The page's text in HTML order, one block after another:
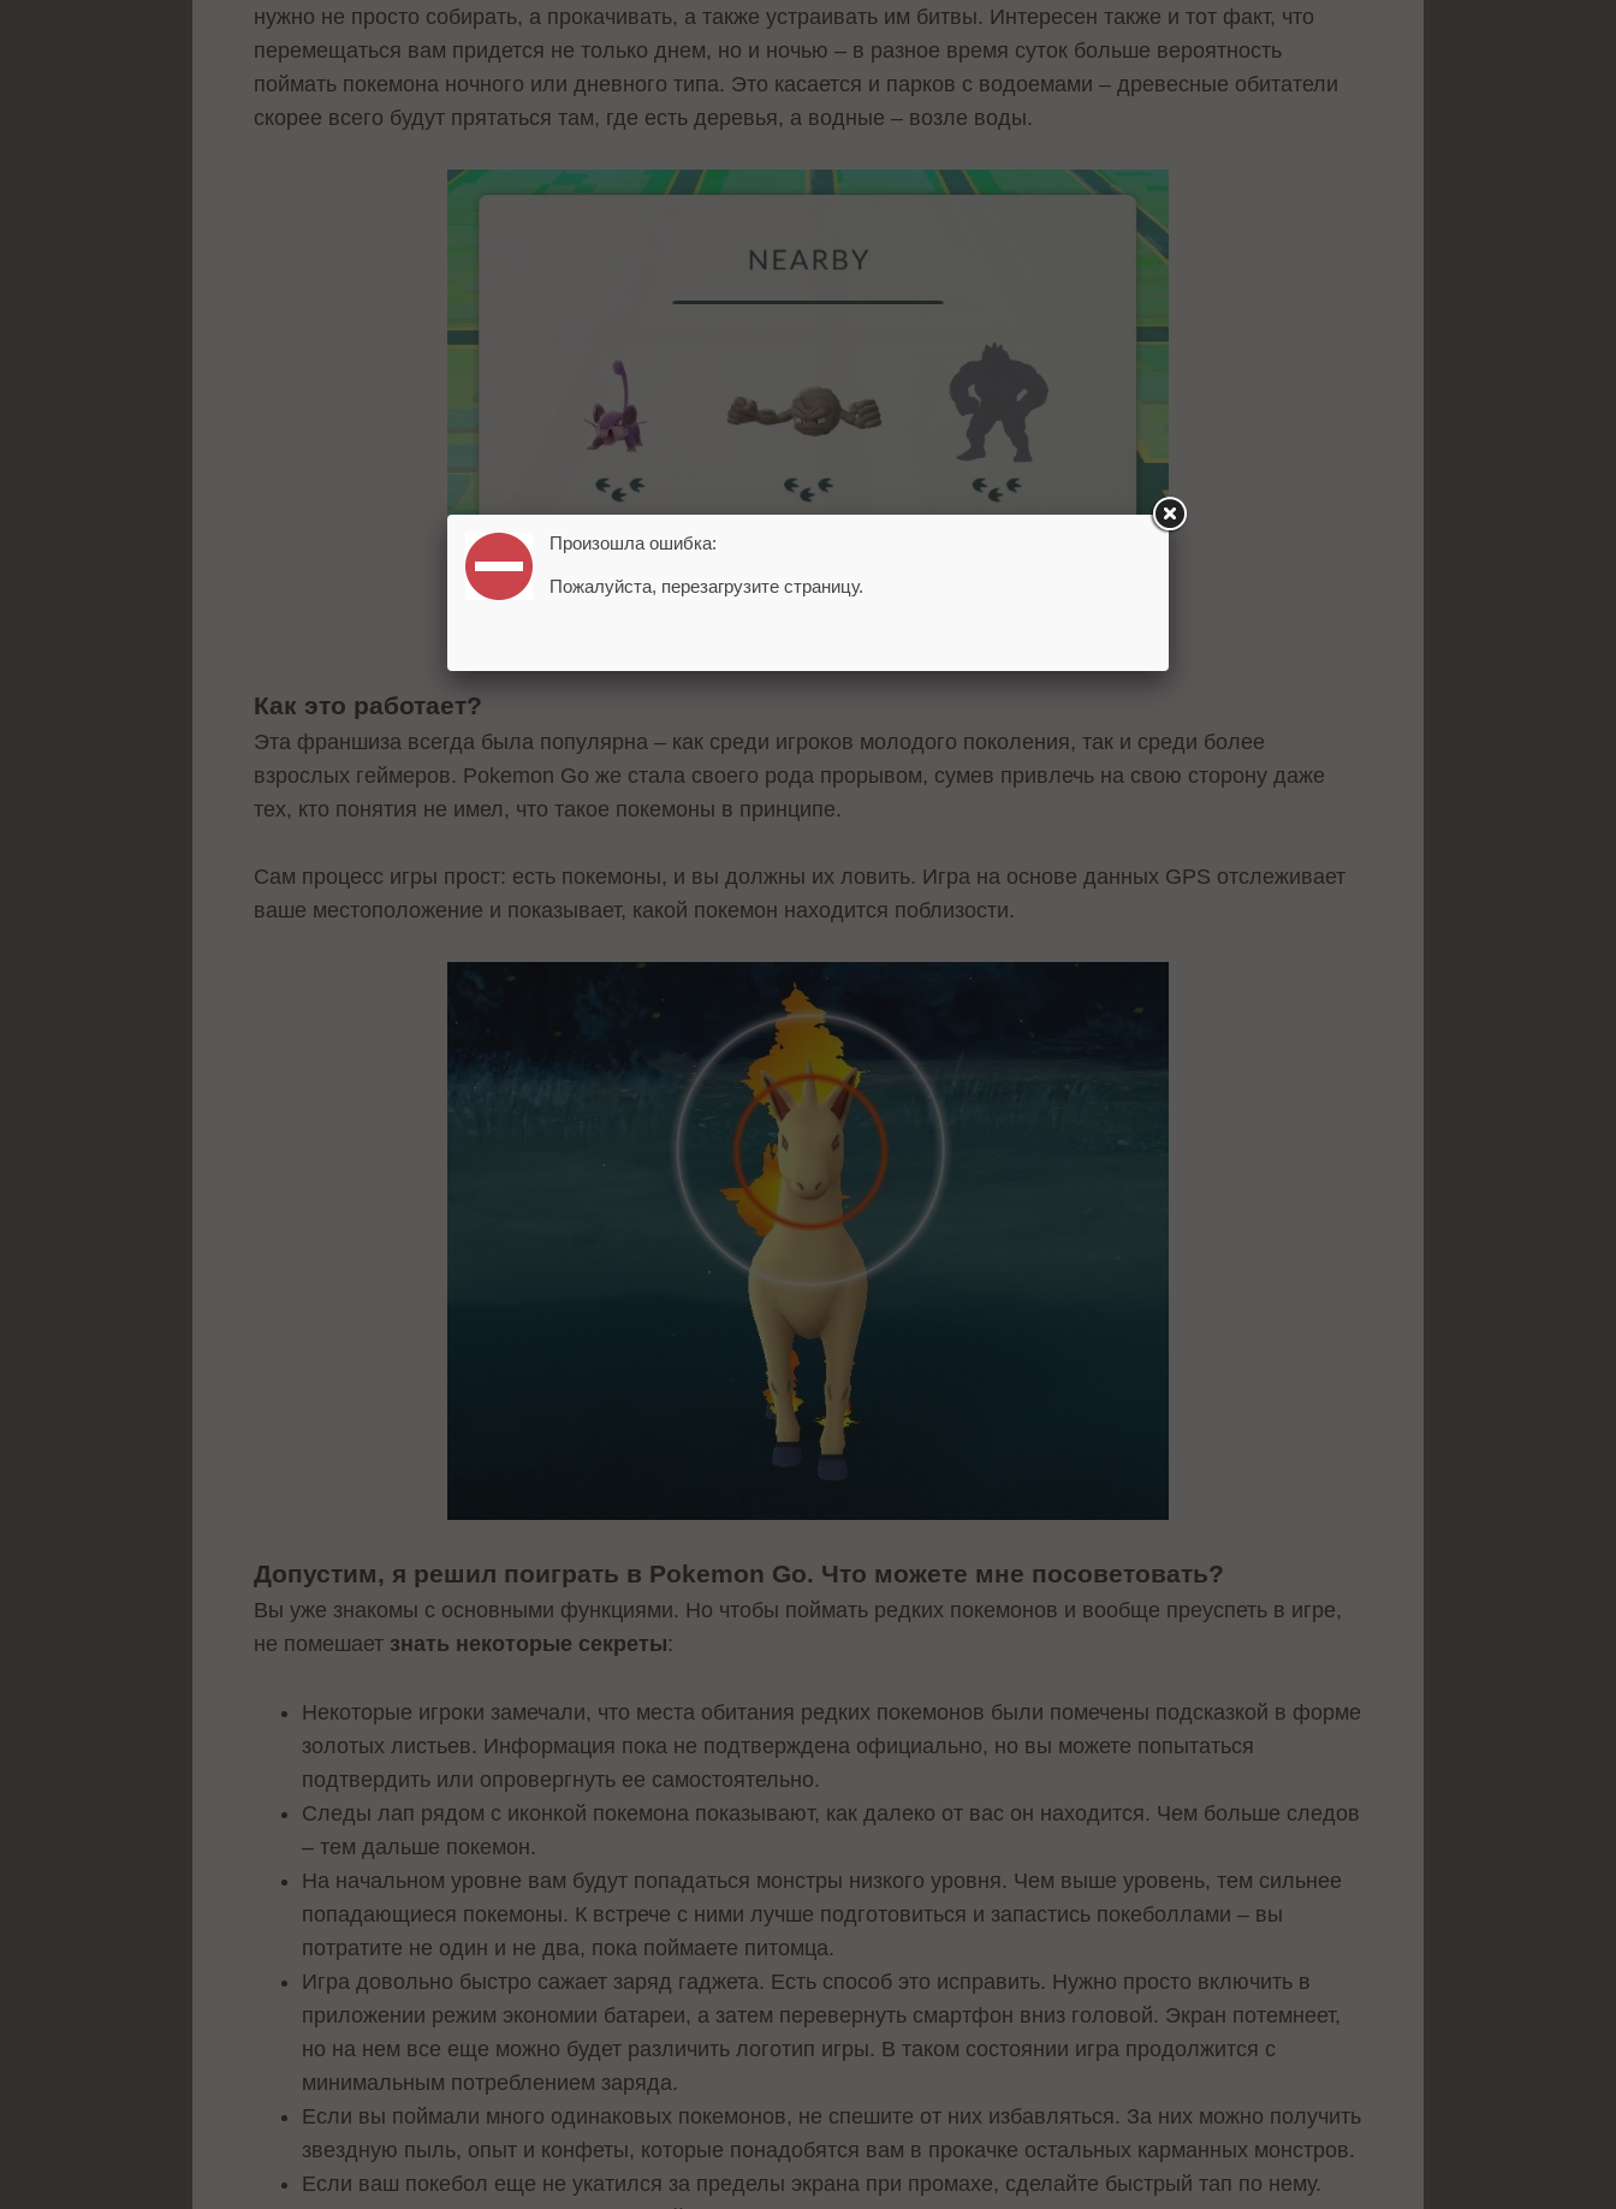
нужно не просто собирать, а прокачивать, а также устраивать им битвы. Интересен также и тот факт, что
перемещаться вам придется не только днем, но и ночью – в разное время суток больше вероятность
поймать покемона ночного или дневного типа. Это касается и парков с водоемами – древесные обитатели
скорее всего будут прятаться там, где есть деревья, а водные – возле воды.
Как это работает?
Эта франшиза всегда была популярна – как среди игроков молодого поколения, так и среди более
взрослых геймеров. Pokemon Go же стала своего рода прорывом, сумев привлечь на свою сторону даже
тех, кто понятия не имел, что такое покемоны в принципе.
Сам процесс игры прост: есть покемоны, и вы должны их ловить. Игра на основе данных GPS отслеживает
ваше местоположение и показывает, какой покемон находится поблизости.
Допустим, я решил поиграть в Pokemon Go. Что можете мне посоветовать?
Вы уже знакомы с основными функциями. Но чтобы поймать редких покемонов и вообще преуспеть в игре,
не помешает знать некоторые секреты:
Некоторые игроки замечали, что места обитания редких покемонов были помечены подсказкой в форме
золотых листьев. Информация пока не подтверждена официально, но вы можете попытаться
подтвердить или опровергнуть ее самостоятельно.
Следы лап рядом с иконкой покемона показывают, как далеко от вас он находится. Чем больше следов
– тем дальше покемон.
На начальном уровне вам будут попадаться монстры низкого уровня. Чем выше уровень, тем сильнее
попадающиеся покемоны. К встрече с ними лучше подготовиться и запастись покеболлами – вы
потратите не один и не два, пока поймаете питомца.
Игра довольно быстро сажает заряд гаджета. Есть способ это исправить. Нужно просто включить в
приложении режим экономии батареи, а затем перевернуть смартфон вниз головой. Экран потемнеет,
но на нем все еще можно будет различить логотип игры. В таком состоянии игра продолжится с
минимальным потреблением заряда.
Если вы поймали много одинаковых покемонов, не спешите от них избавляться. За них можно получить
звездную пыль, опыт и конфеты, которые понадобятся вам в прокачке остальных карманных монстров.
Если ваш покебол еще не укатился за пределы экрана при промахе, сделайте быстрый тап по нему.
Произошла ошибка:
Пожалуйста, перезагрузите страницу.